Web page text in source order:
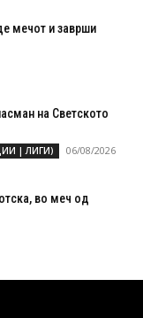
мечот и заврши
на Светското
| ЛИГИ) 06/08/2026
во меч од